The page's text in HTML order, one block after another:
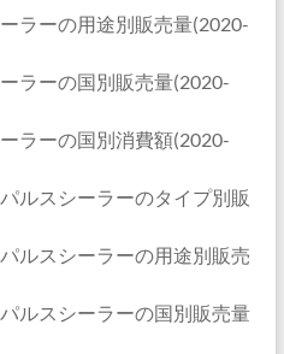
ラーの用途別販売量(2020-
ラーの国別販売量(2020-
ラーの国別消費額(2020-
ルスシーラーのタイプ別販
ルスシーラーの用途別販売
ルスシーラーの国別販売量